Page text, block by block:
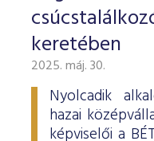
ESG Útmutató
keretében
2025. máj. 30.
Nyolcadik
hazai
képviselői a